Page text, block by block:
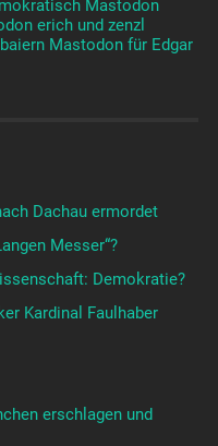
Mastodon
erich und zenzl
Mastodon für Edgar
Dachau ermordet
Messer“?
Demokratie?
Kardinal Faulhaber
erschlagen und